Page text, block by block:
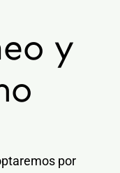
y
por